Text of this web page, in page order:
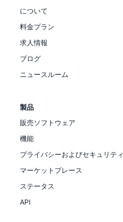
について
料金プラン
求人情報
ブログ
ニュースルーム
製品
販売ソフトウェア
機能
プライバシーおよびセキュリティ
マーケットプレース
ステータス
API